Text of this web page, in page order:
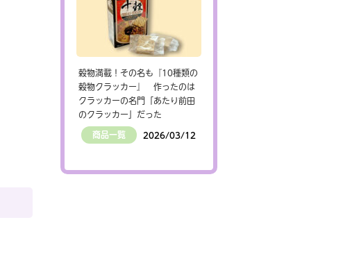
穀物満載！その名も『10種類の
穀物クラッカー』 作ったのは
クラッカーの名門「あたり前田
のクラッカー」だった
商品一覧 2026/03/12